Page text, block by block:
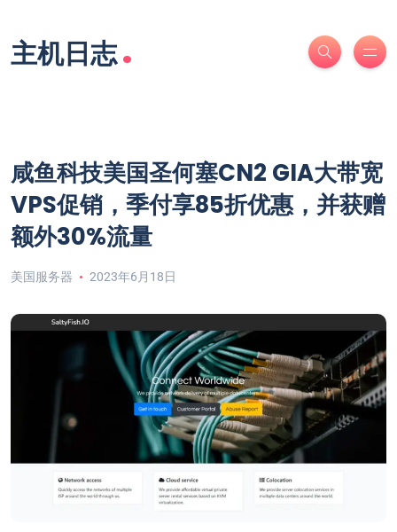
主机日志.
咸鱼科技美国圣何塞CN2 GIA大带宽
VPS促销，季付享85折优惠，并获赠
额外30%流量
美国服务器 2023年6月18日